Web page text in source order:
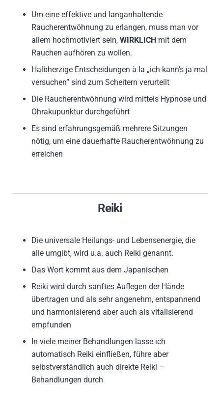
Um eine effektive und langanhaltende
Raucherentwöhnung zu erlangen, muss man vor
allem hochmotiviert sein, WIRKLICH mit dem
Rauchen aufhören zu wollen.
Halbherzige Entscheidungen à la „ich kann’s ja mal
versuchen“ sind zum Scheitern verurteilt
Die Raucherentwöhnung wird mittels Hypnose und
Ohrakupunktur durchgeführt
Es sind erfahrungsgemäß mehrere Sitzungen
nötig, um eine dauerhafte Raucherentwöhnung zu
erreichen
Reiki
Die universale Heilungs- und Lebensenergie, die
alle umgibt, wird u.a. auch Reiki genannt.
Das Wort kommt aus dem Japanischen
Reiki wird durch sanftes Auflegen der Hände
übertragen und als sehr angenehm, entspannend
und harmonisierend aber auch als vitalisierend
empfunden
In viele meiner Behandlungen lasse ich
automatisch Reiki einfließen, führe aber
selbstverständlich auch direkte Reiki –
Behandlungen durch